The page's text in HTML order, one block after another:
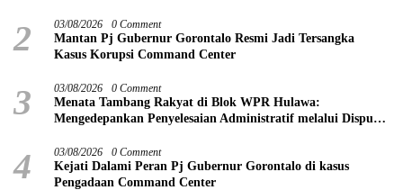
2 03/08/2026 0 Comment
Mantan Pj Gubernur Gorontalo Resmi Jadi Tersangka
Kasus Korupsi Command Center
3 03/08/2026 0 Comment
Menata Tambang Rakyat di Blok WPR Hulawa:
Mengedepankan Penyelesaian Administratif melalui Dispute
4 03/08/2026 0 Comment
Kejati Dalami Peran Pj Gubernur Gorontalo di kasus
Pengadaan Command Center